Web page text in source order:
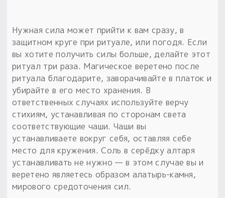
Нужная сила может прийти к вам сразу, в
защитном круге при ритуале, или погодя. Если
вы хотите получить силы больше, делайте этот
ритуал три раза. Магическое веретено после
ритуала благодарите, заворачивайте в платок и
убирайте в его место хранения. В
ответственных случаях используйте верчу
стихиям, устанавливая по сторонам света
соответствующие чаши. Чаши вы
устанавливаете вокруг себя, оставляя себе
место для кружения. Соль в серёдку алтаря
устанавливать не нужно — в этом случае вы и
веретено являетесь образом алатырь-камня,
мирового средоточения сил.